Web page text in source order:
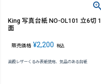
King 写真台紙 NO-OL101 立6切 1
面
販売価格 ¥2,200 税込
高級レザーくるみ表紙使用、気品のある台紙